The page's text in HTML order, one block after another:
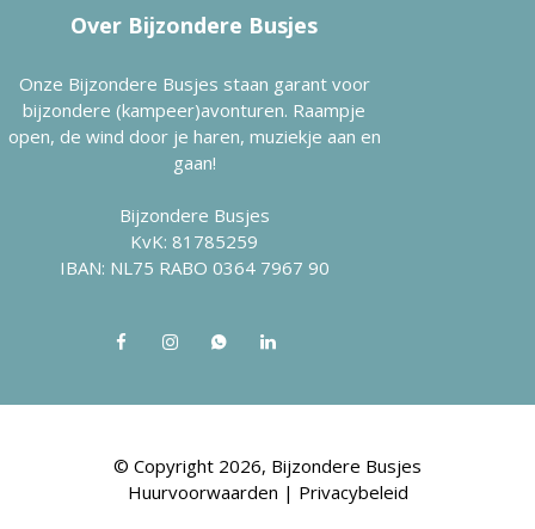
Over Bijzondere Busjes
Onze Bijzondere Busjes staan garant voor
bijzondere (kampeer)avonturen. Raampje
open, de wind door je haren, muziekje aan en
gaan!
Bijzondere Busjes
KvK: 81785259
IBAN: NL75 RABO 0364 7967 90
© Copyright 2026, Bijzondere Busjes
Huurvoorwaarden | Privacybeleid